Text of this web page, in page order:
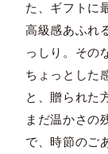
た、ギフトに
高級感あふれ
っしり。その
ちょっとした
と、贈られた
まだ温かさの
で、時節のご